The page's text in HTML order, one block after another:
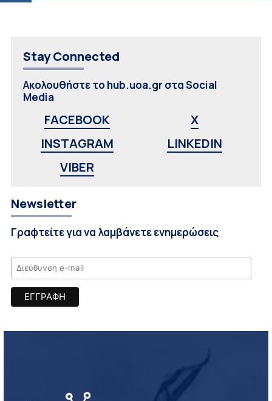
Stay Connected
Ακολουθήστε το hub.uoa.gr στα Social
Media
FACEBOOK
X
INSTAGRAM
LINKEDIN
VIBER
Newsletter
Γραφτείτε για να λαμβάνετε ενημερώσεις